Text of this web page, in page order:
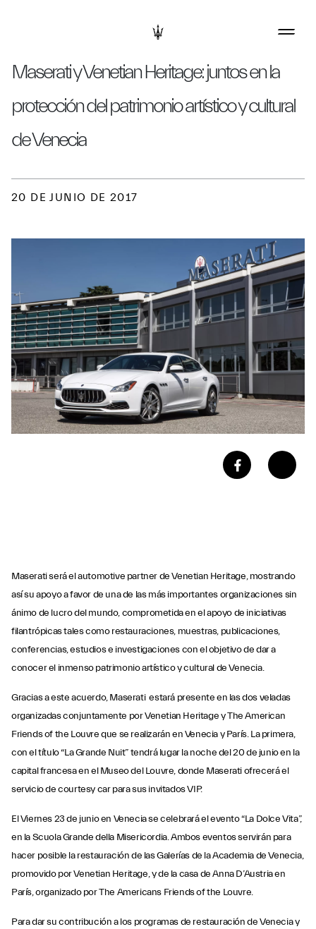
Maserati y Venetian Heritage: juntos en la
protección del patrimonio artístico y cultural
de Venecia
20 DE JUNIO DE 2017
Maserati será el automotive partner de Venetian Heritage, mostrando
así su apoyo a favor de una de las más importantes organizaciones sin
ánimo de lucro del mundo, comprometida en el apoyo de iniciativas
filantrópicas tales como restauraciones, muestras, publicaciones,
conferencias, estudios e investigaciones con el objetivo de dar a
conocer el inmenso patrimonio artístico y cultural de Venecia.
Gracias a este acuerdo, Maserati estará presente en las dos veladas
organizadas conjuntamente por Venetian Heritage y The American
Friends of the Louvre que se realizarán en Venecia y París. La primera,
con el título “La Grande Nuit” tendrá lugar la noche del 20 de junio en la
capital francesa en el Museo del Louvre, donde Maserati ofrecerá el
servicio de courtesy car para sus invitados VIP.
El Viernes 23 de junio en Venecia se celebrará el evento “La Dolce Vita”,
en la Scuola Grande della Misericordia. Ambos eventos servirán para
hacer posible la restauración de las Galerías de la Academia de Venecia,
promovido por Venetian Heritage, y de la casa de Anna D’Austria en
París, organizado por The Americans Friends of the Louvre.
Para dar su contribución a los programas de restauración de Venecia y